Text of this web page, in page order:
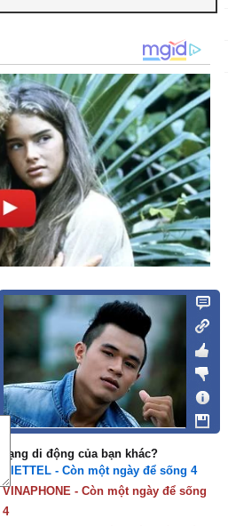
Mạng di động của bạn khác?
VIETTEL - Còn một ngày để sống 4
VINAPHONE - Còn một ngày để sống
4